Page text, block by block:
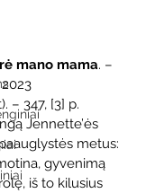
mano mama. –
– 347, [3] p.
Jennette’ės
metus:
gyvenimą
iš to kilusius